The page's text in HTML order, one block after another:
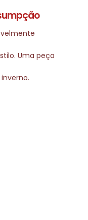
Uma peça